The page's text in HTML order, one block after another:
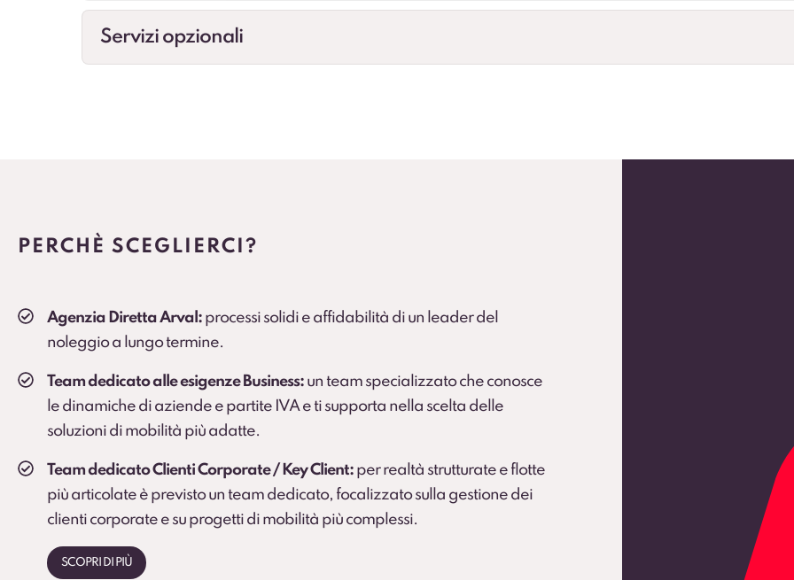
Servizi opzionali
PERCHÈ SCEGLIERCI?
Agenzia Diretta Arval: processi solidi e affidabilità di un leader del
noleggio a lungo termine.
Team dedicato alle esigenze Business: un team specializzato che conosce
le dinamiche di aziende e partite IVA e ti supporta nella scelta delle
soluzioni di mobilità più adatte.
Team dedicato Clienti Corporate / Key Client: per realtà strutturate e flotte
più articolate è previsto un team dedicato, focalizzato sulla gestione dei
clienti corporate e su progetti di mobilità più complessi.
SCOPRI DI PIÙ